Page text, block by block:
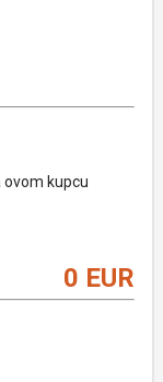
kupcu
0 EUR